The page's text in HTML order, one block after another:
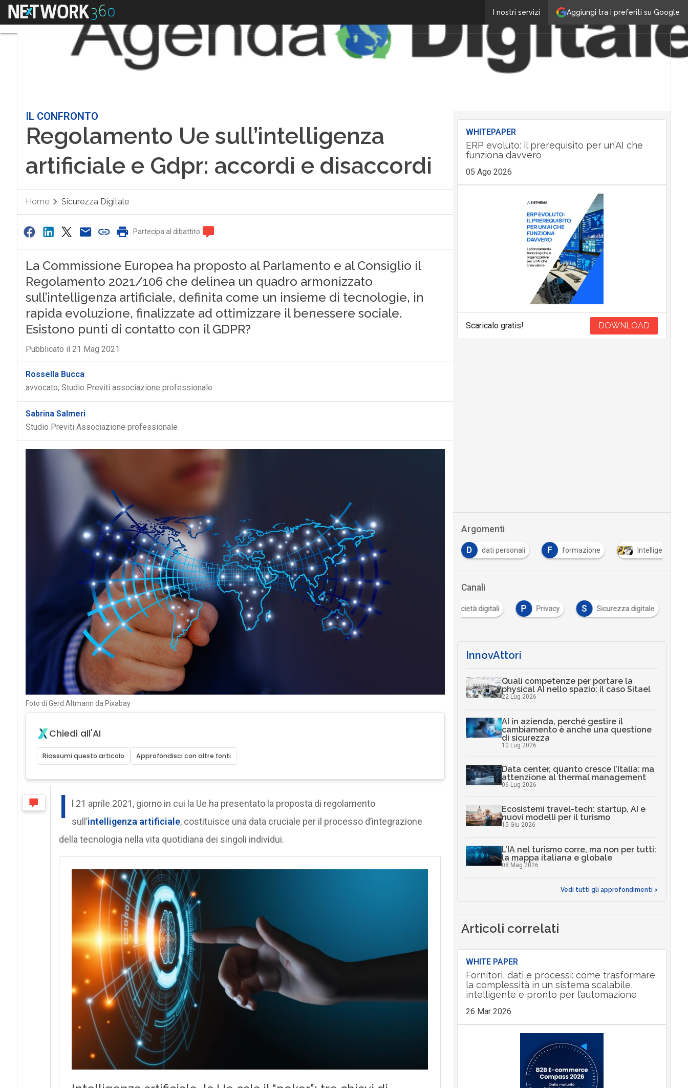
Aggiungi tra i preferiti su Google
I nostri servizi
Menu
IL CONFRONTO
Regolamento Ue sull’intelligenza
artificiale e Gdpr: accordi e disaccordi
Home Sicurezza Digitale
Partecipa al dibattito
La Commissione Europea ha proposto al Parlamento e al Consiglio il
Regolamento 2021/106 che delinea un quadro armonizzato
sull’intelligenza artificiale, definita come un insieme di tecnologie, in
rapida evoluzione, finalizzate ad ottimizzare il benessere sociale.
Esistono punti di contatto con il GDPR?
Pubblicato il 21 Mag 2021
Rossella Bucca
avvocato, Studio Previti associazione professionale
Sabrina Salmeri
Studio Previti Associazione professionale
Foto di Gerd Altmann da Pixabay
Chiedi all'AI
Riassumi questo articolo Approfondisci con altre fonti
I
l 21 aprile 2021, giorno in cui la Ue ha presentato la proposta di regolamento
sull’intelligenza artificiale, costituisce una data cruciale per il processo d’integrazione
della tecnologia nella vita quotidiana dei singoli individui.
WHITEPAPER
ERP evoluto: il prerequisito per un’AI che
funziona davvero
05 Ago 2026
Scaricalo gratis! DOWNLOAD
Argomenti
D dati personali F formazione Intelligenza
Canali
Cultura e società digitali P Privacy S Sicurezza digitale
InnovAttori
Quali competenze per portare la
physical AI nello spazio: il caso Sitael
22 Lug 2026
AI in azienda, perché gestire il
cambiamento è anche una questione
di sicurezza
10 Lug 2026
Data center, quanto cresce l’Italia: ma
attenzione al thermal management
06 Lug 2026
Ecosistemi travel-tech: startup, AI e
nuovi modelli per il turismo
15 Giu 2026
L’IA nel turismo corre, ma non per tutti:
la mappa italiana e globale
08 Mag 2026
Vedi tutti gli approfondimenti >
Articoli correlati
WHITE PAPER
Fornitori, dati e processi: come trasformare
la complessità in un sistema scalabile,
intelligente e pronto per l’automazione
26 Mar 2026